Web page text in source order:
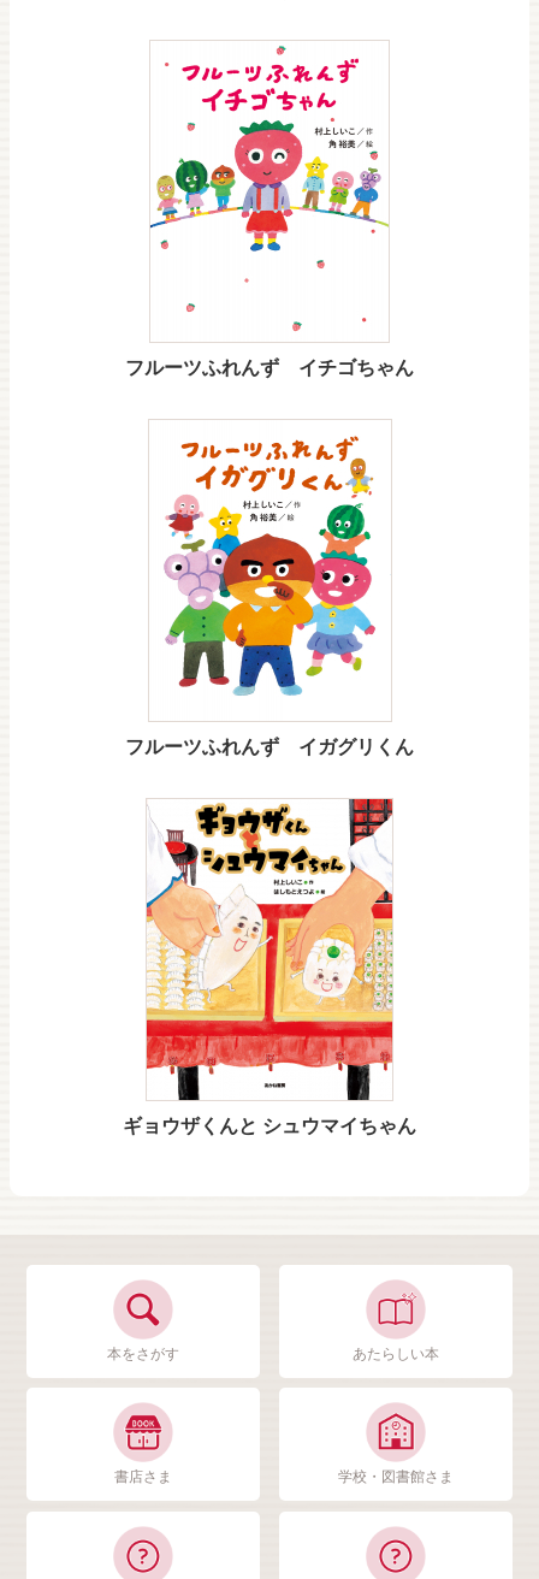
フルーツふれんず イチゴちゃん
フルーツふれんず イガグリくん
ギョウザくんと シュウマイちゃん
本をさがす あたらしい本
書店さま 学校・図書館さま